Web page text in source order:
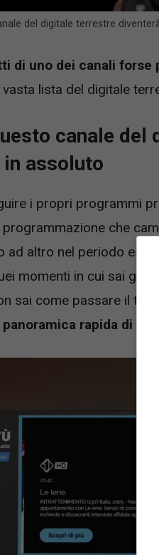
del digitale terrestre
di uno dei canali forse
lista del digitale
canale
assoluto
i propri programmi
che
ad altro nel periodo
momenti in cui sai già
sai come passare il
panoramica rapida di